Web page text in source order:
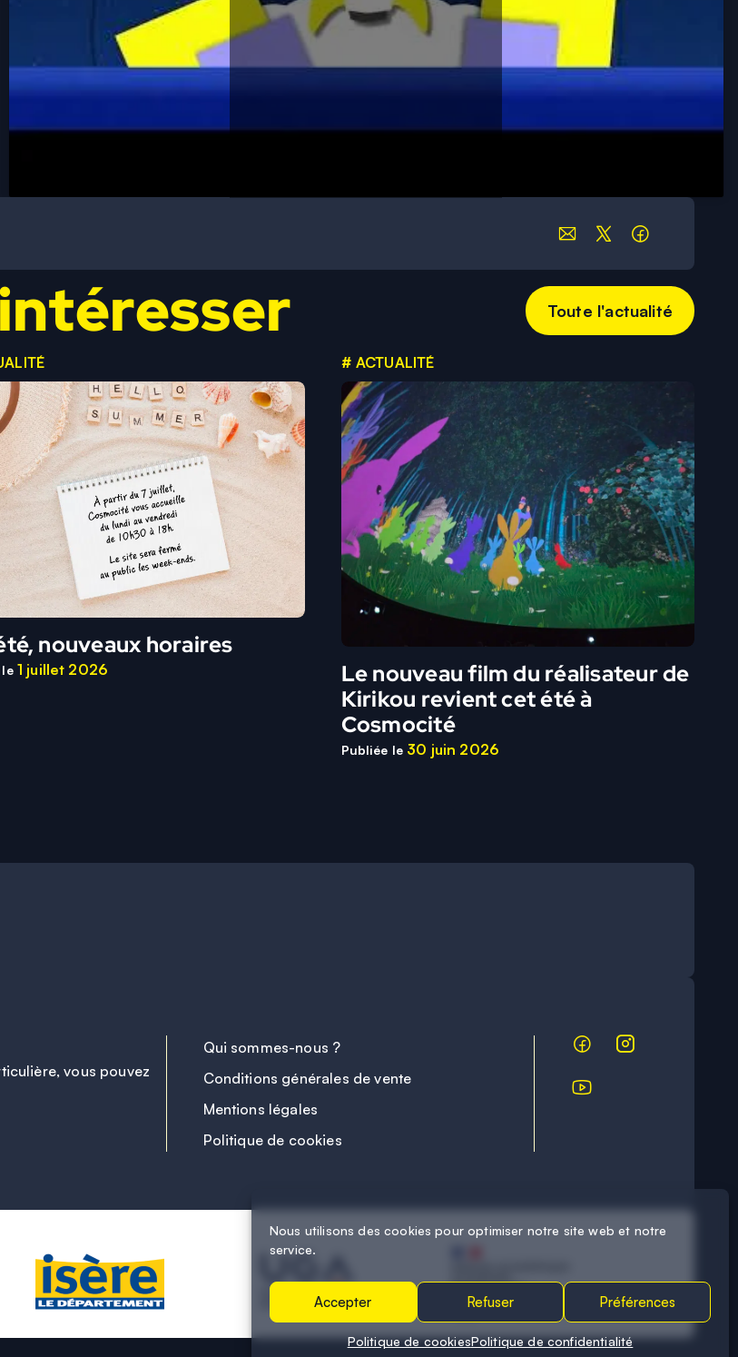
Nous utilisons des cookies pour optimiser notre site web et notre
service.
Accepter Refuser Préférences
Politique de cookiesPolitique de confidentialité
Toute l'actualité
nouveaux horaires
le 1 juillet 2026
# ACTUALITÉ
Le nouveau film du réalisateur de
Kirikou revient cet été à
Cosmocité
Publiée le 30 juin 2026
vous pouvez
Qui sommes-nous ?
Conditions générales de vente
Mentions légales
Politique de cookies